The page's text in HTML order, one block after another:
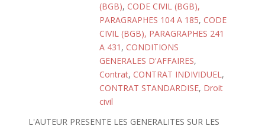
(BGB), CODE CIVIL (BGB),
PARAGRAPHES 104 A 185, CODE
CIVIL (BGB), PARAGRAPHES 241
A 431 , CONDITIONS
GENERALES D'AFFAIRES,
Contrat, CONTRAT INDIVIDUEL,
CONTRAT STANDARDISE, Droit
civil
L'AUTEUR PRESENTE LES GENERALITES SUR LES